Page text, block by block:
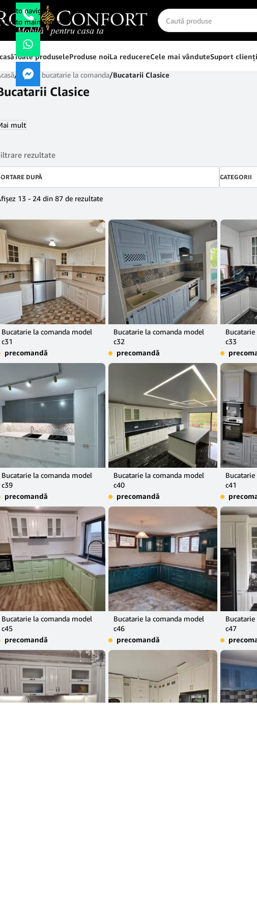
Skip to navigation
Skip to main content
Toate produseleProduse noiLa reducereCele mai vânduteSuport clienţi
/ Mobila bucatarie la comanda/Bucatarii Clasice
Clasice
mult
rezultate
DUPĂ CATEGORII
25 - 36 din 87 de rezultate
Bucatarie la comanda model
c31
precomandă
Bucatarie la comanda model
c32
precomandă
c33
Bucatarie la comanda model
c39
precomandă
Bucatarie la comanda model
c40
precomandă
c41
Bucatarie la comanda model
c45
precomandă
Bucatarie la comanda model
c46
precomandă
c47